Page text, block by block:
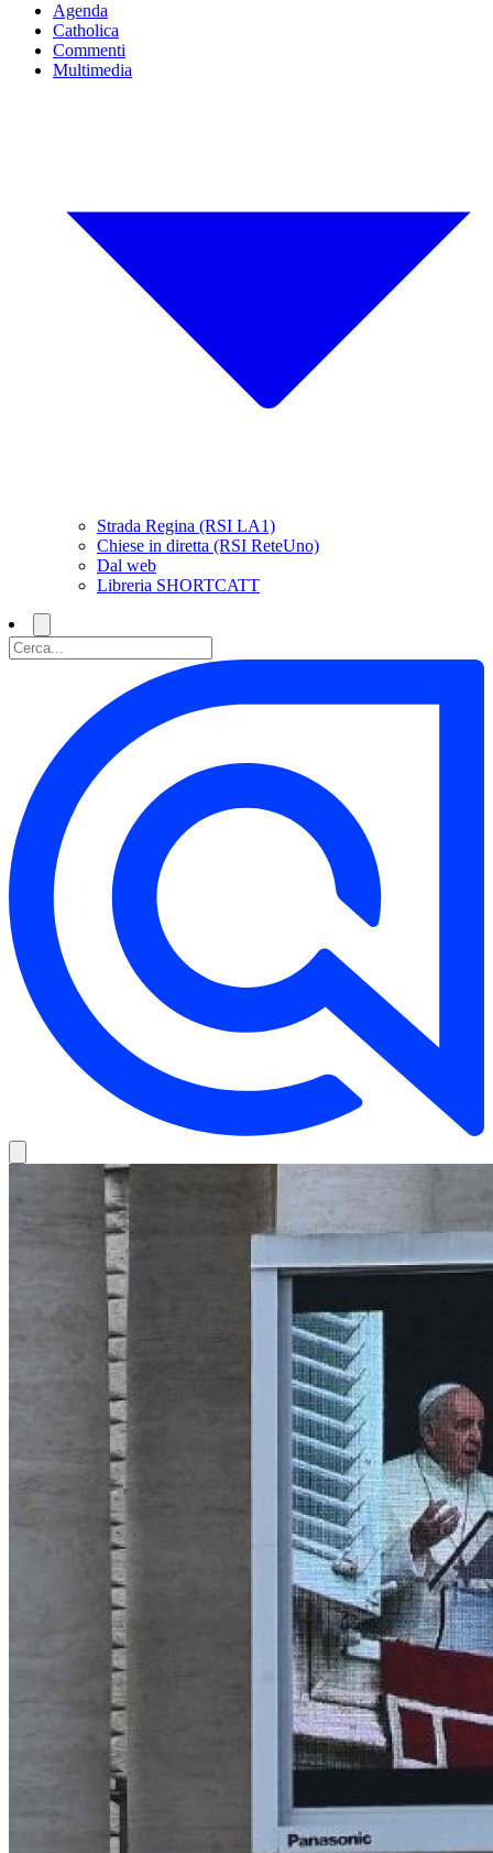
Agenda
Catholica
Commenti
Multimedia
Strada Regina (RSI LA1)
Chiese in diretta (RSI ReteUno)
Dal web
Libreria SHORTCATT